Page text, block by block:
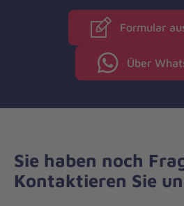
Formular
Über
Sie haben noch
Kontaktieren Sie